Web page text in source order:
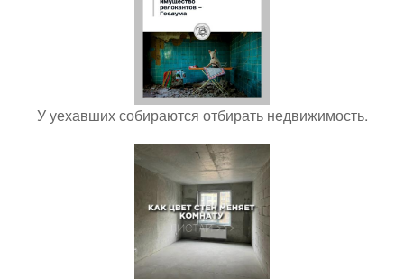
У уехавших собираются отбирать недвижимость.